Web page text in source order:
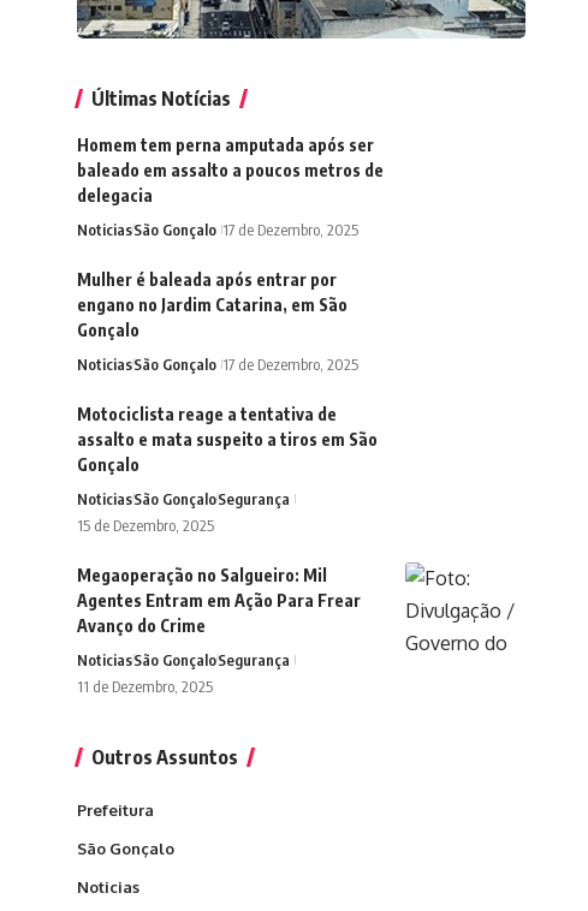
Últimas Notícias
Homem tem perna amputada após ser
baleado em assalto a poucos metros de
delegacia
NoticiasSão Gonçalo 17 de Dezembro, 2025
Mulher é baleada após entrar por
engano no Jardim Catarina, em São
Gonçalo
NoticiasSão Gonçalo 17 de Dezembro, 2025
Motociclista reage a tentativa de
assalto e mata suspeito a tiros em São
Gonçalo
NoticiasSão GonçaloSegurança
15 de Dezembro, 2025
Megaoperação no Salgueiro: Mil
Agentes Entram em Ação Para Frear
Avanço do Crime
NoticiasSão GonçaloSegurança
11 de Dezembro, 2025
Outros Assuntos
Prefeitura
São Gonçalo
Noticias